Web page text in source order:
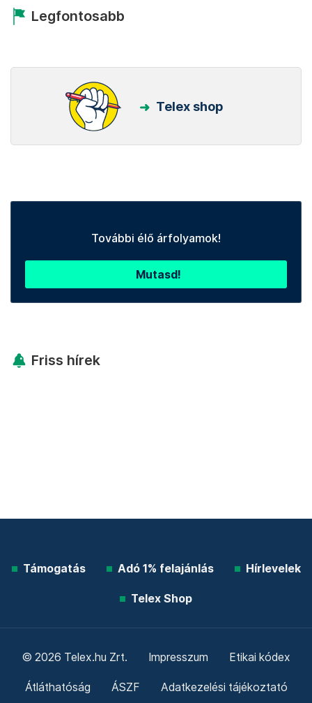
Legfontosabb
Telex shop
További élő árfolyamok!
Mutasd!
Friss hírek
Támogatás Adó 1% felajánlás Hírlevelek
Telex Shop
© 2026 Telex.hu Zrt. Impresszum Etikai kódex
Átláthatóság ÁSZF Adatkezelési tájékoztató